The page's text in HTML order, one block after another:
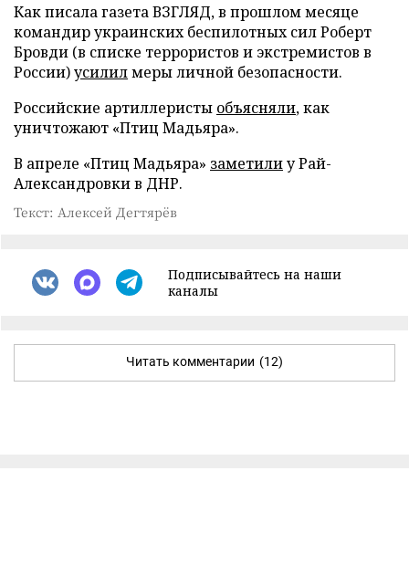
Как писала газета ВЗГЛЯД, в прошлом месяце
командир украинских беспилотных сил Роберт
Бровди (в списке террористов и экстремистов в
России)усилилмеры личной безопасности.
Российские артиллеристы объясняли, как
уничтожают «Птиц Мадьяра».
В апреле «Птиц Мадьяра» заметилиу Рай-
Александровки в ДНР.
Текст: Алексей Дегтярёв
Подписывайтесь на наши
каналы
Читать комментарии (12)